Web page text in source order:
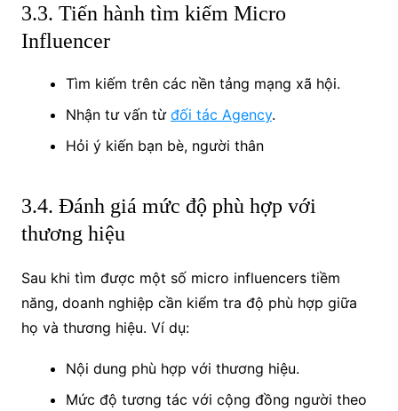
3.3. Tiến hành tìm kiếm Micro
Influencer
Tìm kiếm trên các nền tảng mạng xã hội.
Nhận tư vấn từ đối tác Agency.
Hỏi ý kiến bạn bè, người thân
3.4. Đánh giá mức độ phù hợp với
thương hiệu
Sau khi tìm được một số micro influencers tiềm
năng, doanh nghiệp cần kiểm tra độ phù hợp giữa
họ và thương hiệu. Ví dụ:
Nội dung phù hợp với thương hiệu.
Mức độ tương tác với cộng đồng người theo